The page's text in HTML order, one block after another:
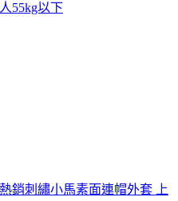
55kg以下
銷刺繡小馬素面連帽外套 上